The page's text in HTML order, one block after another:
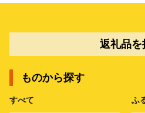
返礼品を
ものから探す
すべて ふ